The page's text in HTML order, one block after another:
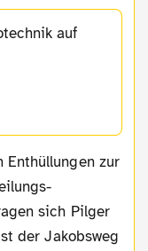
auf
sich Pilger
der Jakobsweg